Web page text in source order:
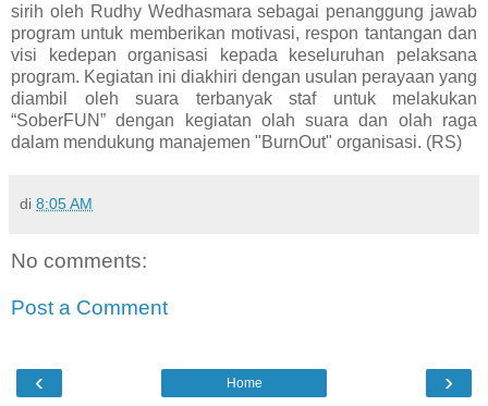
sirih oleh Rudhy Wedhasmara sebagai penanggung jawab
program untuk memberikan motivasi, respon tantangan dan
visi kedepan organisasi kepada keseluruhan pelaksana
program. Kegiatan ini diakhiri dengan usulan perayaan yang
diambil oleh suara terbanyak staf untuk melakukan
“SoberFUN” dengan kegiatan olah suara dan olah raga
dalam mendukung manajemen "BurnOut" organisasi. (RS)
di 8:05 AM
No comments:
Post a Comment
‹ ›
Home